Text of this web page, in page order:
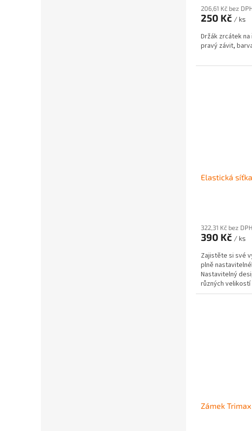
206,61 Kč bez
250 Kč / ks
Držák zrcátek
pravý závit,
Elastická
322,31 Kč bez DPH
390 Kč / ks
Zajistěte si své
plně
Nastavitelný
různých
uchycení....
Zámek